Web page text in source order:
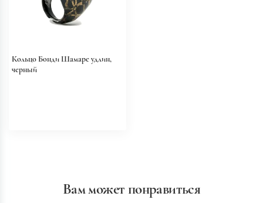
Кольцо Бонди Шамаре удлин,
черный
Вам может понравиться